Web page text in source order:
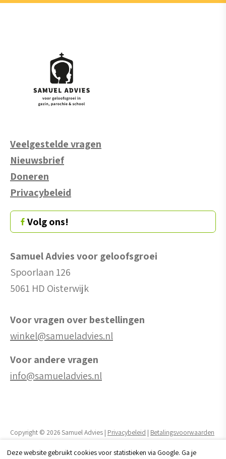
Veelgestelde vragen
Nieuwsbrief
Doneren
Privacybeleid
Volg ons!
Samuel Advies voor geloofsgroei
Spoorlaan 126
5061 HD Oisterwijk
Voor vragen over bestellingen
winkel@samueladvies.nl
Voor andere vragen
info@samueladvies.nl
Copyright © 2026 Samuel Advies | Privacybeleid | Betalingsvoorwaarden
Realisatie website door:Webheld.nl
Deze website gebruikt cookies voor statistieken via Google. Ga je